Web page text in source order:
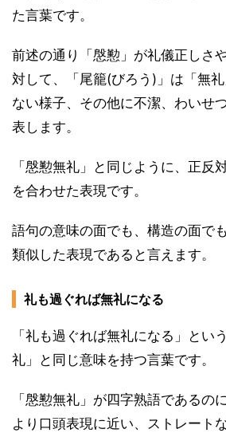
た言葉です。
前述の通り「慇懃」が礼儀正しさ
対して、「尾籠(びろう)」は「無
ない様子、その他に不潔、わいせ
表します。
「慇懃無礼」と同じように、正反
を合わせた表現です。
語句の意味の面でも、構造の面で
類似した表現であると言えます。
礼も過ぐれば無礼になる
「礼も過ぐれば無礼になる」とい
礼」と同じ意味を持つ言葉です。
「慇懃無礼」が四字熟語であるの
より口頭表現に近い、ストレート